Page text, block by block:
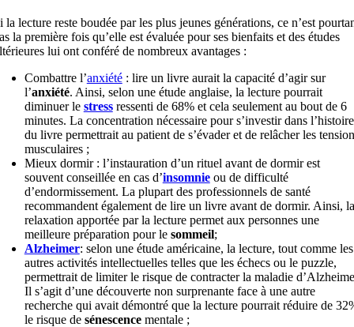
la lecture reste boudée par les plus jeunes générations, ce n’est
la première fois qu’elle est évaluée pour ses bienfaits et des études
lui ont conféré de nombreux avantages :
Combattre l’anxiété: lire un livre aurait la capacité d’agir sur
l’anxiété. Ainsi, selon une étude anglaise, la lecture pourrait
diminuer le stressressenti de 68% et cela seulement au bout de 6
minutes. La concentration nécessaire pour s’investir dans l’histoire
du livre permettrait au patient de s’évader et de relâcher les
musculaires ;
Mieux dormir : l’instauration d’un rituel avant de dormir est
souvent conseillée en cas d’insomnieou de difficulté
d’endormissement. La plupart des professionnels de santé
recommandent également de lire un livre avant de dormir. Ainsi, la
relaxation apportée par la lecture permet aux personnes une
meilleure préparation pour le sommeil;
Alzheimer: selon une étude américaine, la lecture, tout comme les
autres activités intellectuelles telles que les échecs ou le puzzle,
permettrait de limiter le risque de contracter la maladie
Il s’agit d’une découverte non surprenante face à une autre
recherche qui avait démontré que la lecture pourrait réduire de
le risque de sénescencementale ;